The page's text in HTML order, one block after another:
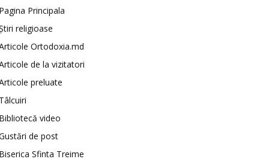
Pagina Principala
religioase
Ortodoxia.md
de la vizitatori
preluate
Tâlcuiri
Bibliotecă video
de post
Biserica Sfinta Treime